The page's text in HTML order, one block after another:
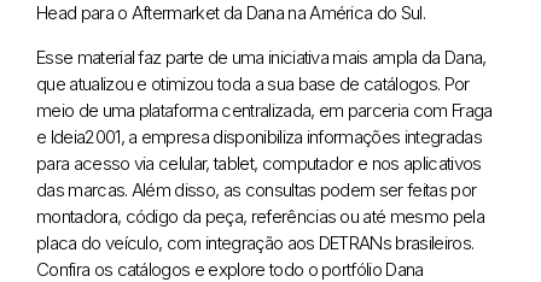
Head para o Aftermarket da Dana na América do Sul.
Esse material faz parte de uma iniciativa mais ampla da Dana,
que atualizou e otimizou toda a sua base de catálogos. Por
meio de uma plataforma centralizada, em parceria com Fraga
e Ideia2001, a empresa disponibiliza informações integradas
para acesso via celular, tablet, computador e nos aplicativos
das marcas. Além disso, as consultas podem ser feitas por
montadora, código da peça, referências ou até mesmo pela
placa do veículo, com integração aos DETRANs brasileiros.
Confira os catálogos e explore todo o portfólio Dana